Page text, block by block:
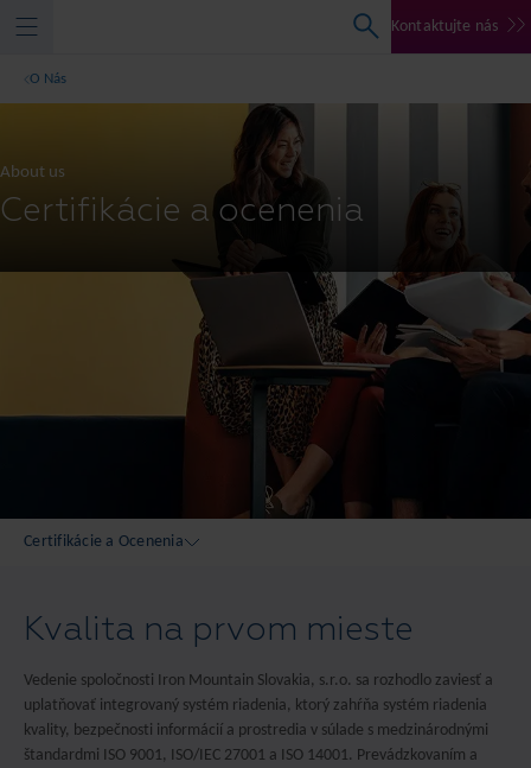
Kontaktujte nás
O Nás
About us
Certifikácie a ocenenia
Certifikácie a Ocenenia
Kvalita na prvom mieste
Vedenie spoločnosti Iron Mountain Slovakia, s.r.o. sa rozhodlo zaviesť a
uplatňovať integrovaný systém riadenia, ktorý zahŕňa systém riadenia
kvality, bezpečnosti informácií a prostredia v súlade s medzinárodnými
štandardmi ISO 9001, ISO/IEC 27001 a ISO 14001. Prevádzkovaním a